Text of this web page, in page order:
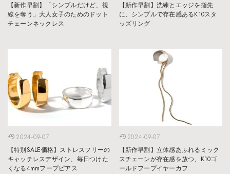
【新作早割】「シンプルだけど、視
線を奪う」大人女子のためのドット
チェーンネックレス
【新作早割】洗練とエッジを指先
に、シンプルで存在感あるK10スタ
ッズリング
2024-09-07
【特別SALE価格】ストレスフリーの
キャッチレスデザイン、毎日つけた
くなる4mmフープピアス
2024-09-07
【新作早割】立体感あふれるミック
スチェーンが存在感を放つ、K10ゴ
ールドフープイヤーカフ